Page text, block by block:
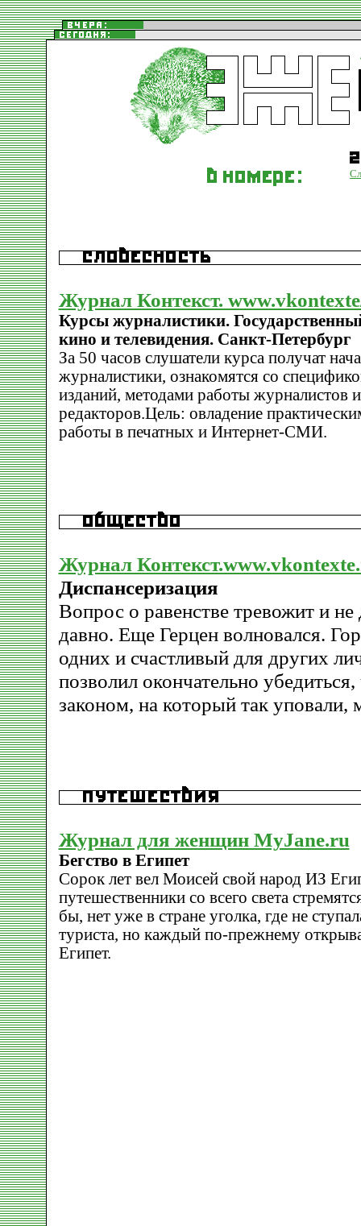
Журнал Контекст.
Курсы журналистики.
кино и телевидения. Санкт-Петербург
За 50 часов слушатели курса получат
журналистики, ознакомятся со
изданий, методами работы журналистов и
редакторов.Цель: овладение
работы в печатных и Интернет-СМИ.
Журнал
Диспансеризация
Вопрос о равенстве тревожит и не
давно. Еще Герцен волновался.
одних и счастливый для других
позволил окончательно
законом, на который так уповали,
Журнал для женщин MyJane.ru
Бегство в Египет
Сорок лет вел Моисей свой народ ИЗ
путешественники со всего света
бы, нет уже в стране уголка, где не
туриста, но каждый по-прежнему
Египет.